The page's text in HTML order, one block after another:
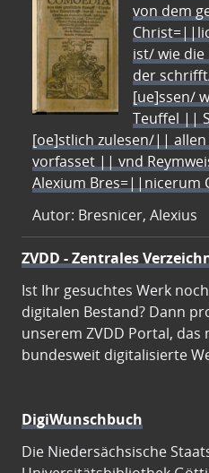
von dem
ist/ wie
der
[ue]ssen/
Teuffel ||
[oe]stlich zulesen/||
vorfasset || vnd
Alexium Bres=||nicerum
Autor: Bresnicer, Alexius
ZVDD - Zentrales
Ist Ihr gesuchtes Werk
digitalen Bestand? Dann
unserem ZVDD Portal, das
bundesweit digitalisierte
DigiWunschbuch
Die Niedersächsische